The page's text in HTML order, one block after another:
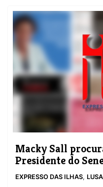
Macky Sall
Presidente do
EXPRESSO DAS ILHAS, LUSA